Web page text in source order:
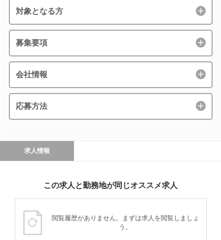
対象となる方
募集要項
会社情報
応募方法
求人情報
この求人と勤務地が同じオススメ求人
閲覧履歴がありません。まずは求人を閲覧しましょ
う。